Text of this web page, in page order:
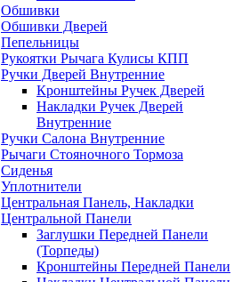
Обшивки
Обшивки Дверей
Пепельницы
Рукоятки Рычага Кулисы КПП
Ручки Дверей Внутренние
Кронштейны Ручек Дверей
Накладки Ручек Дверей
Внутренние
Ручки Салона Внутренние
Рычаги Стояночного Тормоза
Сиденья
Уплотнители
Центральная Панель, Накладки
Центральной Панели
Заглушки Передней Панели
(Торпеды)
Кронштейны Передней Панели